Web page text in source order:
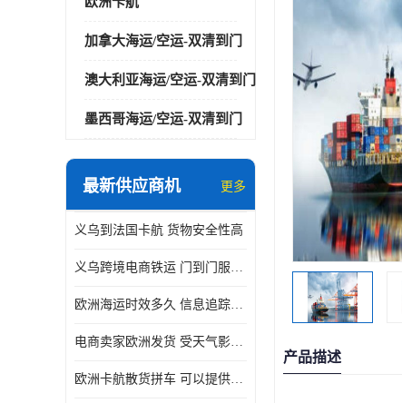
加拿大海运/空运-双清到门
澳大利亚海运/空运-双清到门
墨西哥海运/空运-双清到门
最新供应商机 更多
义乌到法国卡航 货物安全性高
义乌跨境电商铁运 门到门服务便捷
欧洲海运时效多久 信息追踪及时
电商卖家欧洲发货 受天气影响小
欧洲卡航散货拼车 可以提供个性化服务
产品描述